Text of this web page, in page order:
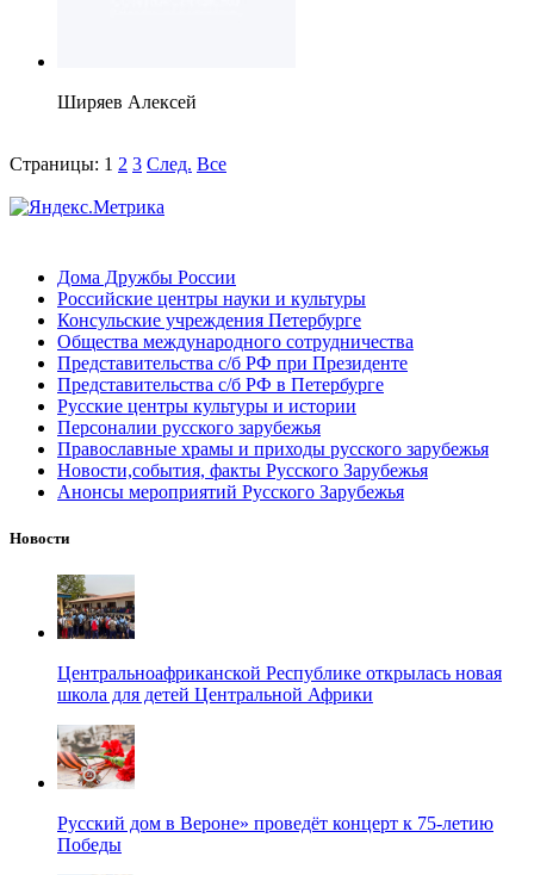
Ширяев Алексей
Страницы: 1 2 3 След. Все
Дома Дружбы России
Российские центры науки и культуры
Консульские учреждения Петербурге
Общества международного сотрудничества
Представительства с/б РФ при Президенте
Представительства с/б РФ в Петербурге
Русские центры культуры и истории
Персоналии русского зарубежья
Православные храмы и приходы русского зарубежья
Новости,события, факты Русского Зарубежья
Анонсы мероприятий Русского Зарубежья
Новости
Центральноафриканской Республике открылась новая
школа для детей Центральной Африки
Русский дом в Вероне» проведёт концерт к 75-летию
Победы